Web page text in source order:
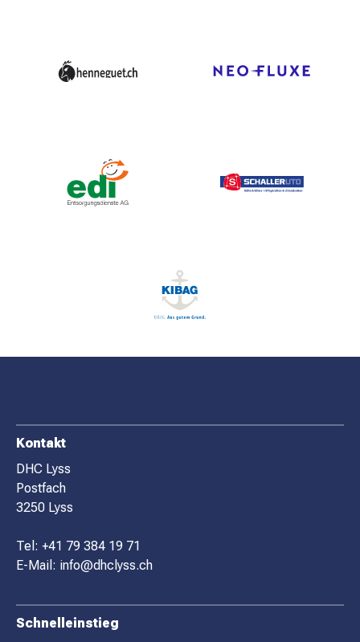
F
O
O
T
E
R
Kontakt
DHC Lyss
Postfach
3250 Lyss
Tel: +41 79 384 19 71
E-Mail: info@dhclyss.ch
Schnelleinstieg